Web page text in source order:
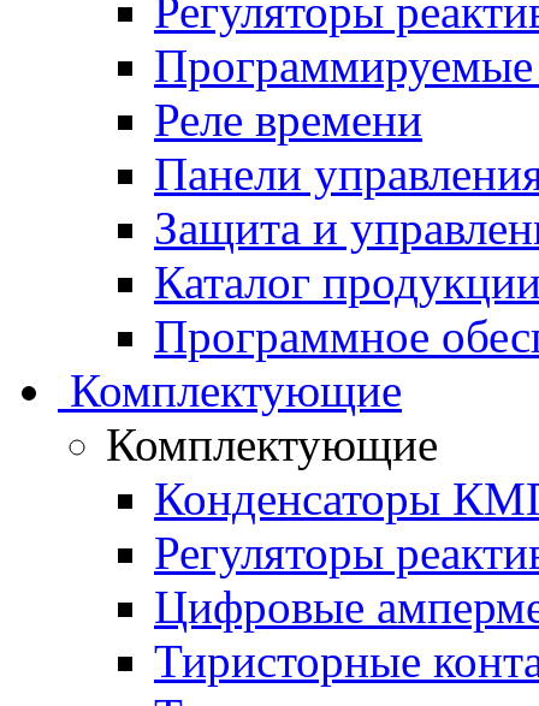
Регуляторы
Программируемые
Реле времени
Панели
Защита и
Каталог
Программное
Комплектующие
Комплектующие
Конденсаторы
Регуляторы
Цифровые
Тиристорные